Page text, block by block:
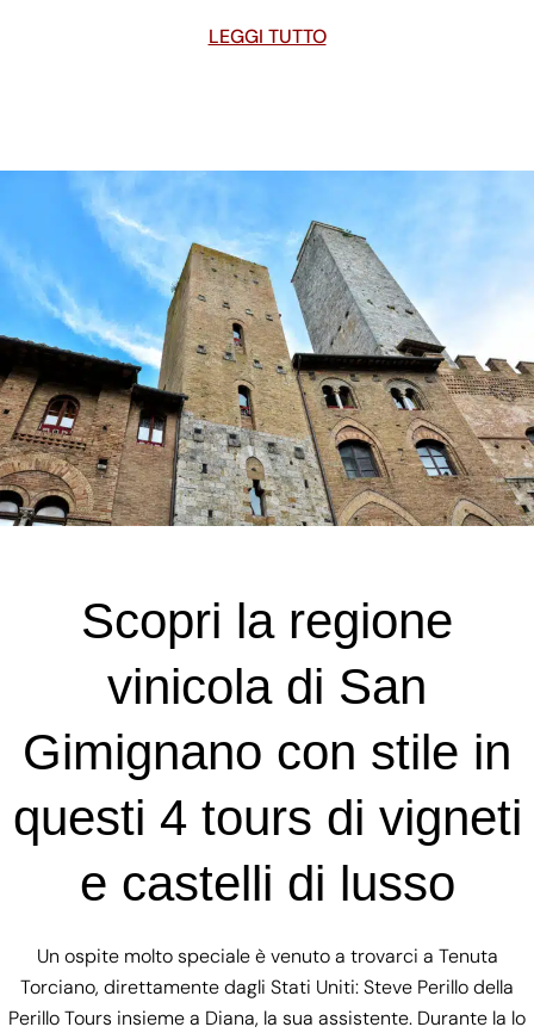
LEGGI TUTTO
Scopri la regione
vinicola di San
Gimignano con stile in
questi 4 tours di vigneti
e castelli di lusso
Un ospite molto speciale è venuto a trovarci a Tenuta
Torciano, direttamente dagli Stati Uniti: Steve Perillo della
Perillo Tours insieme a Diana, la sua assistente. Durante la lo